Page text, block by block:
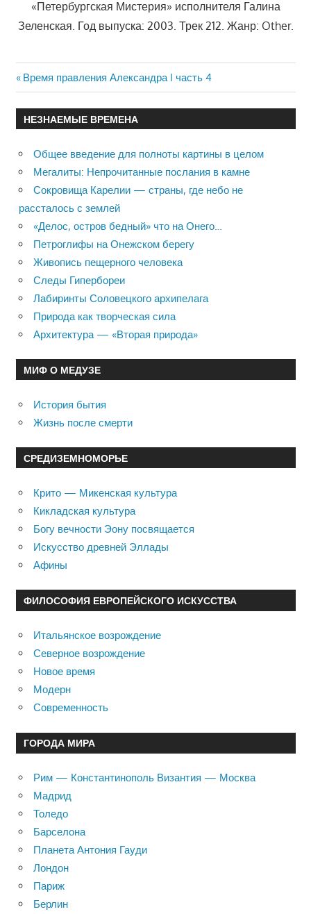
«Петербургская Мистерия» исполнителя Галина
Зеленская. Год выпуска: 2003. Трек 212. Жанр: Other.
Навигация
по
записям
Previous
Post:
Время правления Александра I часть 4
НЕЗНАЕМЫЕ ВРЕМЕНА
Общее введение для полноты картины в целом
Мегалиты: Непрочитанные послания в камне
Сокровища Карелии — страны, где небо не
рассталось с землей
«Делос, остров бедный» что на Онего…
Петроглифы на Онежском берегу
Живопись пещерного человека
Следы Гипербореи
Лабиринты Соловецкого архипелага
Природа как творческая сила
Архитектура — «Вторая природа»
МИФ О МЕДУЗЕ
История бытия
Жизнь после смерти
СРЕДИЗЕМНОМОРЬЕ
Крито — Микенская культура
Кикладская культура
Богу вечности Эону посвящается
Искусство древней Эллады
Афины
ФИЛОСОФИЯ ЕВРОПЕЙСКОГО ИСКУССТВА
Итальянское возрождение
Северное возрождение
Новое время
Модерн
Современность
ГОРОДА МИРА
Рим — Константинополь Византия — Москва
Мадрид
Толедо
Барселона
Планета Антония Гауди
Лондон
Париж
Берлин